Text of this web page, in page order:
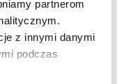
partnerom
z innymi danymi
podczas